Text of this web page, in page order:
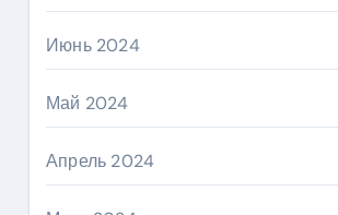
Июнь 2024
Май 2024
Апрель 2024